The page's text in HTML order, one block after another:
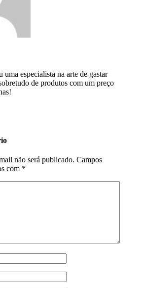
especialista na arte de gastar
de produtos com um preço
não será publicado. Campos
com *